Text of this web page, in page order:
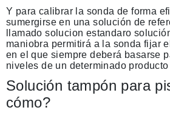
Y para calibrar la sonda de forma
sumergirse en una solución de
llamadosolucion estandaro
maniobra permitirá a la sonda fijar
en el que siempre deberá basarse
niveles de un determinado
Solución tampón para
cómo?